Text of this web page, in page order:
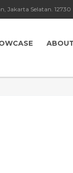
Jakarta Selatan. 12730